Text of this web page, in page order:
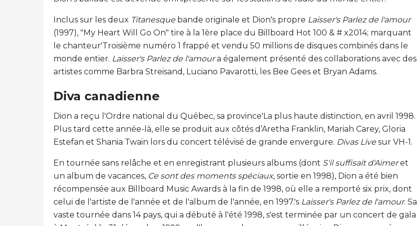
Inclus sur les deux Titanesquebande originale et Dion's propre Laisser's Parlez de l'amour
(1997), "My Heart Will Go On" tire à la 1ère place du Billboard Hot 100 & # x2014; marquant
le chanteur'Troisième numéro 1 frappé et vendu 50 millions de disques combinés dans le
monde entier. Laisser's Parlez de l'amoura également présenté des collaborations avec des
artistes comme Barbra Streisand, Luciano Pavarotti, les Bee Gees et Bryan Adams.
Diva canadienne
Dion a reçu l'Ordre national du Québec, sa province'La plus haute distinction, en avril 1998.
Plus tard cette année-là, elle se produit aux côtés d’Aretha Franklin, Mariah Carey, Gloria
Estefan et Shania Twain lors du concert télévisé de grande envergure. Divas Livesur VH-1.
En tournée sans relâche et en enregistrant plusieurs albums (dont S'il suffisait d'Aimeret
un album de vacances, Ce sont des moments spéciaux, sortie en 1998), Dion a été bien
récompensée aux Billboard Music Awards à la fin de 1998, où elle a remporté six prix, dont
celui de l'artiste de l'année et de l'album de l'année, en 1997.'s Laisser's Parlez de l'amour. Sa
vaste tournée dans 14 pays, qui a débuté à l'été 1998, s'est terminée par un concert de gala